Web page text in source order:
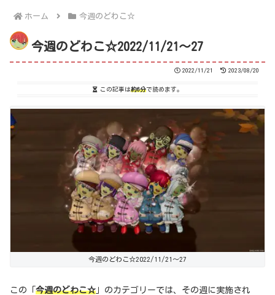
ホーム 今週のどわこ☆
今週のどわこ☆2022/11/21～27
2022/11/21 2023/08/20
この記事は約6分で読めます。
今週のどわこ☆2022/11/21～27
この「 今週のどわこ☆」のカテゴリーでは、その週に実施され